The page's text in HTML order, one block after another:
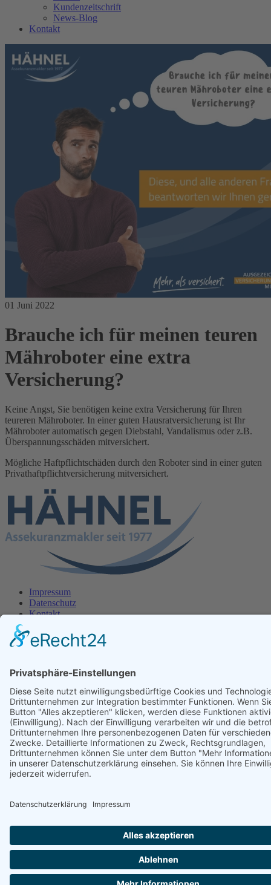
Kundenzeitschrift
News-Blog
Kontakt
01 Juni 2022
Brauche ich für meinen teuren
Mähroboter eine extra
Versicherung?
Keine Angst, Sie benötigen keine extra Versicherung für Ihren
teureren Mähroboter. In einer guten Hausratversicherung ist Ihr
Mähroboter automatisch gegen Diebstahl, Vandalismus oder z.B.
Überspannungsschäden mitversichert.
Mögliche Haftpflichtschäden durch den Roboter sind in einer guten
Privathaftpflichtversicherung mitversichert.
Impressum
Datenschutz
Kontakt
Cookie-Einstellungen
Konzept- und Werbeagentur